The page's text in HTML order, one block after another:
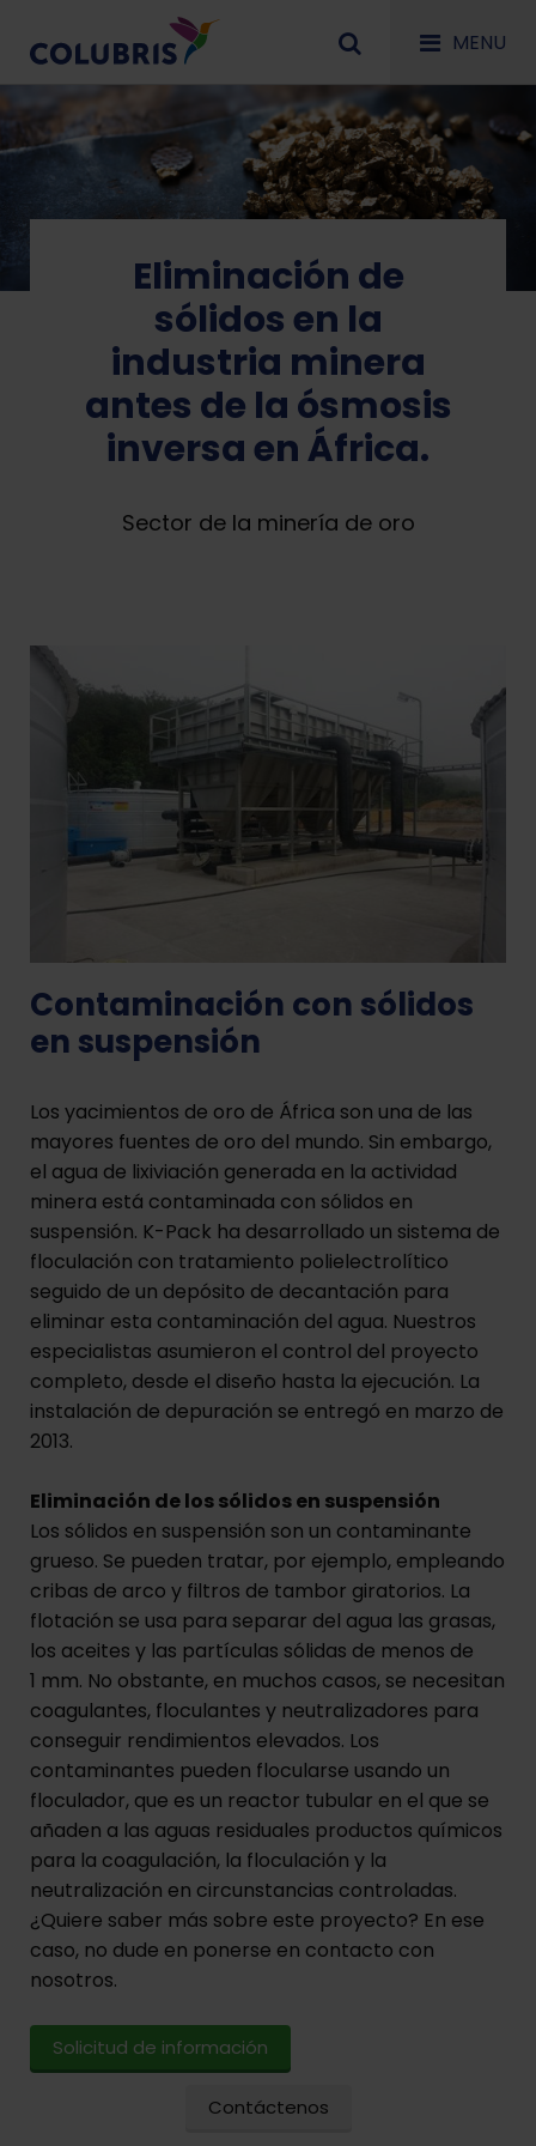
MENU
Eliminación de
sólidos en la
industria minera
antes de la ósmosis
inversa en África.
Sector de la minería de oro
Contaminación con sólidos
en suspensión
Los yacimientos de oro de África son una de las
mayores fuentes de oro del mundo. Sin embargo,
el agua de lixiviación generada en la actividad
minera está contaminada con sólidos en
suspensión. K-Pack ha desarrollado un sistema de
floculación con tratamiento polielectrolítico
seguido de un depósito de decantación para
eliminar esta contaminación del agua. Nuestros
especialistas asumieron el control del proyecto
completo, desde el diseño hasta la ejecución. La
instalación de depuración se entregó en marzo de
2013.
Eliminación de los sólidos en suspensión
Los sólidos en suspensión son un contaminante
grueso. Se pueden tratar, por ejemplo, empleando
cribas de arco y filtros de tambor giratorios. La
flotación se usa para separar del agua las grasas,
los aceites y las partículas sólidas de menos de
1 mm. No obstante, en muchos casos, se necesitan
coagulantes, floculantes y neutralizadores para
conseguir rendimientos elevados. Los
contaminantes pueden flocularse usando un
floculador, que es un reactor tubular en el que se
añaden a las aguas residuales productos químicos
para la coagulación, la floculación y la
neutralización en circunstancias controladas.
¿Quiere saber más sobre este proyecto? En ese
caso, no dude en ponerse en contacto con
nosotros.
Solicitud de información
Contáctenos